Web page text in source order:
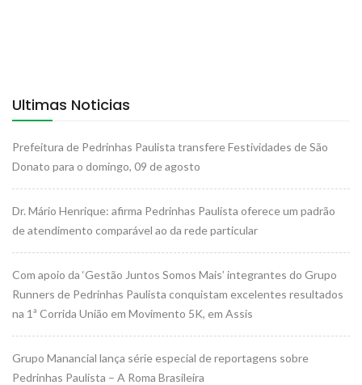
Ultimas Noticias
Prefeitura de Pedrinhas Paulista transfere Festividades de São
Donato para o domingo, 09 de agosto
Dr. Mário Henrique: afirma Pedrinhas Paulista oferece um padrão
de atendimento comparável ao da rede particular
Com apoio da ‘Gestão Juntos Somos Mais’ integrantes do Grupo
Runners de Pedrinhas Paulista conquistam excelentes resultados
na 1ª Corrida União em Movimento 5K, em Assis
Grupo Manancial lança série especial de reportagens sobre
Pedrinhas Paulista – A Roma Brasileira